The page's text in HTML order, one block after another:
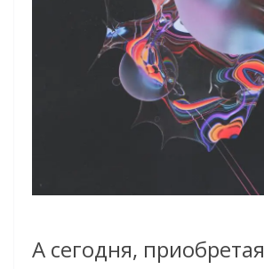
А сегодня, приобретая